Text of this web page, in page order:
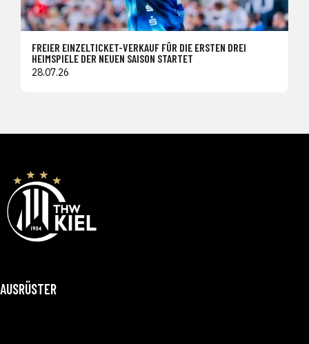
FREIER EINZELTICKET-VERKAUF FÜR DIE ERSTEN DREI
HEIMSPIELE DER NEUEN SAISON STARTET
28.07.26
AUSRÜSTER